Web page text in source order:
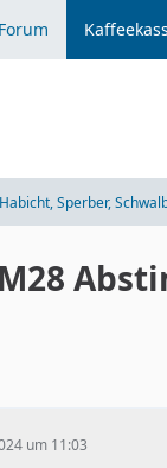
Sperber,
um 11:03